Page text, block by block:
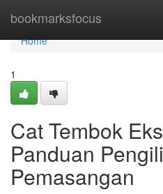
bookmarksfocus
Home
Home
1
Cat Tembok
Panduan
Pemasangan